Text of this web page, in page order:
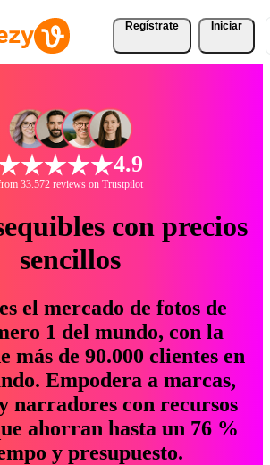
Regístrate Iniciar
4.9
33.572 reviews on Trustpilot
con precios
sencillos
el mercado de fotos de
1 del mundo, con la
más de 90.000 clientes en
Empodera a marcas,
narradores con recursos
ahorran hasta un 76 %
y presupuesto.